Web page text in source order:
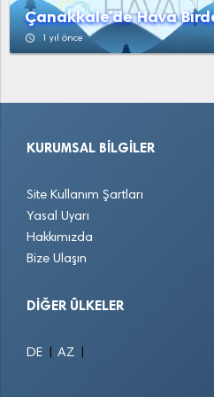
Çanakkale'de Hava
access_time 1 yıl önce
KURUMSAL BILGILER
Site Kullanım Şartları
Yasal Uyarı
Hakkımızda
Bize Ulaşın
DIĞER ÜLKELER
DE AZ